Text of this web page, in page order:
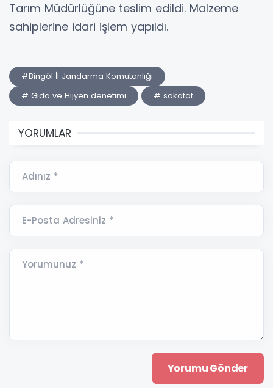
Tarım Müdürlüğüne teslim edildi. Malzeme
sahiplerine idari işlem yapıldı.
#Bingöl İl Jandarma Komutanlığı
# Gıda ve Hijyen denetimi
# sakatat
YORUMLAR
Adınız *
E-Posta Adresiniz *
Yorumunuz *